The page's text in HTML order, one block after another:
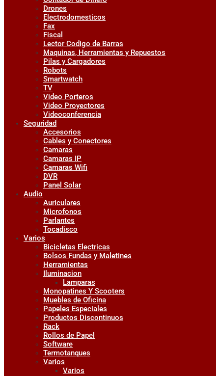
Drones
Electrodomesticos
Fax
Fiscal
Lector Codigo de Barras
Maquinas, Herramientas y Repuestos
Pilas y Cargadores
Robots
Smartwatch
TV
Video Porteros
Video Proyectores
Videoconferencia
Seguridad
Accesorios
Cables y Conectores
Camaras
Camaras IP
Camaras Wifi
DVR
Panel Solar
Audio
Auriculares
Microfonos
Parlantes
Tocadisco
Varios
Bicicletas Electricas
Bolsos Fundas y Maletines
Herramientas
Iluminacion
Lamparas
Monopatines Y Scooters
Muebles de Oficina
Papeles Especiales
Productos Discontinuos
Rack
Rollos de Papel
Software
Termotanques
Varios
Varios